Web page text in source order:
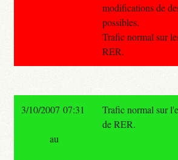
modifications de
possibles.
Trafic normal sur
RER.
3/10/2007 07:31
Trafic normal sur
de RER.
au